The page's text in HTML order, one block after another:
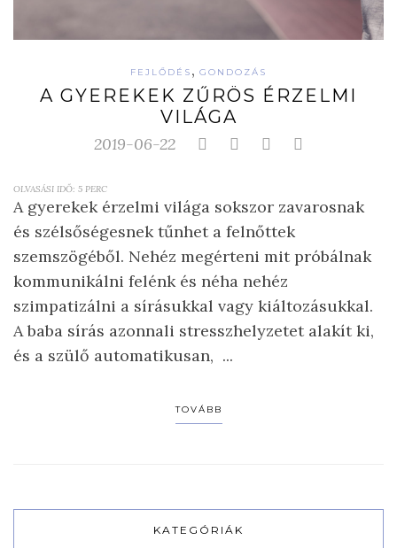
FEJLŐDÉS , GONDOZÁS
A GYEREKEK ZŰRÖS ÉRZELMI
VILÁGA
2019-06-22
OLVASÁSI IDŐ: 5 PERC
A gyerekek érzelmi világa sokszor zavarosnak
és szélsőségesnek tűnhet a felnőttek
szemszögéből. Nehéz megérteni mit próbálnak
kommunikálni felénk és néha nehéz
szimpatizálni a sírásukkal vagy kiáltozásukkal.
A baba sírás azonnali stresszhelyzetet alakít ki,
és a szülő automatikusan, ...
TOVÁBB
KATEGÓRIÁK